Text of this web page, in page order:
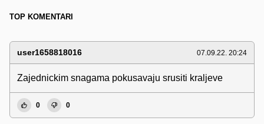
TOP KOMENTARI
user1658818016 07.09.22. 20:24
Zajednickim snagama pokusavaju srusiti kraljeve
0 0